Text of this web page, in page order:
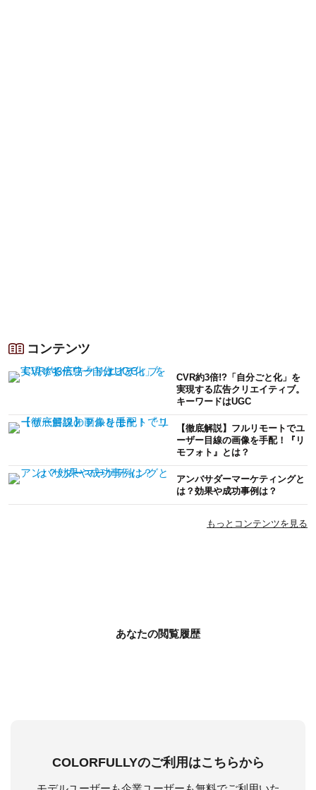
コンテンツ
CVR約3倍!?「自分ごと化」を
実現する広告クリエイティブ。
キーワードはUGC
【徹底解説】フルリモートでユ
ーザー目線の画像を手配！『リ
モフォト』とは？
アンバサダーマーケティングと
は？効果や成功事例は？
もっとコンテンツを見る
あなたの閲覧履歴
COLORFULLYのご利用はこちらから